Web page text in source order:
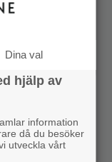
Dina val
hjälp av
information
då du besöker
utveckla vårt